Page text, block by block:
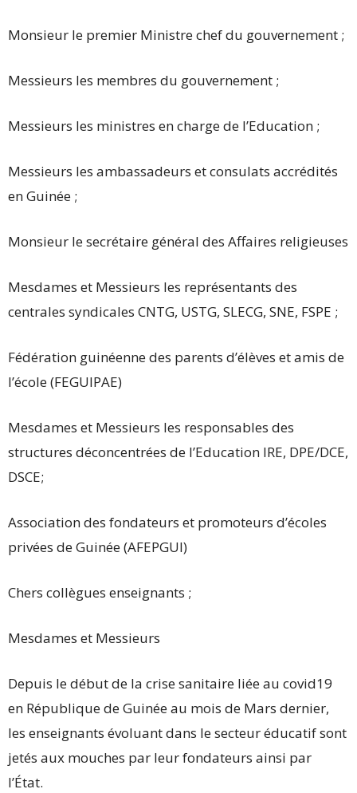
Monsieur le premier Ministre chef du gouvernement ;
Messieurs les membres du gouvernement ;
Messieurs les ministres en charge de l’Education ;
Messieurs les ambassadeurs et consulats accrédités
en Guinée ;
Monsieur le secrétaire général des Affaires religieuses
Mesdames et Messieurs les représentants des
centrales syndicales CNTG, USTG, SLECG, SNE, FSPE ;
Fédération guinéenne des parents d’élèves et amis de
l’école (FEGUIPAE)
Mesdames et Messieurs les responsables des
structures déconcentrées de l’Education IRE, DPE/DCE,
DSCE;
Association des fondateurs et promoteurs d’écoles
privées de Guinée (AFEPGUI)
Chers collègues enseignants ;
Mesdames et Messieurs
Depuis le début de la crise sanitaire liée au covid19
en République de Guinée au mois de Mars dernier,
les enseignants évoluant dans le secteur éducatif sont
jetés aux mouches par leur fondateurs ainsi par
l’État.